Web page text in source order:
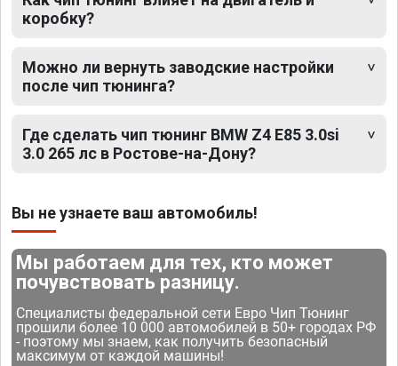
коробку?
Можно ли вернуть заводские настройки
после чип тюнинга?
Где сделать чип тюнинг BMW Z4 E85 3.0si
3.0 265 лс в Ростове-на-Дону?
Вы не узнаете ваш автомобиль!
Мы работаем для тех, кто может
почувствовать разницу.
Специалисты федеральной сети Евро Чип Тюнинг
прошили более 10 000 автомобилей в 50+ городах РФ
- поэтому мы знаем, как получить безопасный
максимум от каждой машины!